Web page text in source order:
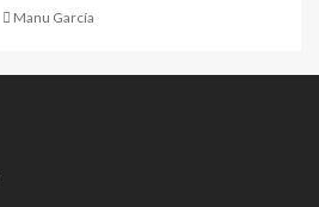
Manu García